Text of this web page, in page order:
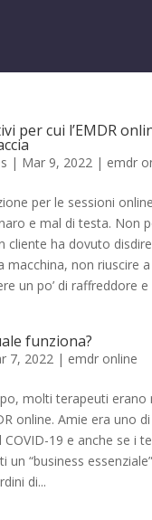
per cui l’EMDR
| Mar 9, 2022| emdr
per le sessioni
e mal di testa. Non
cliente ha dovuto
macchina, non riuscire
un po’ di raffreddore e
funziona?
7, 2022| emdr online
molti terapeuti erano
online. Amie era uno
19 e anche se i
un “business
di...